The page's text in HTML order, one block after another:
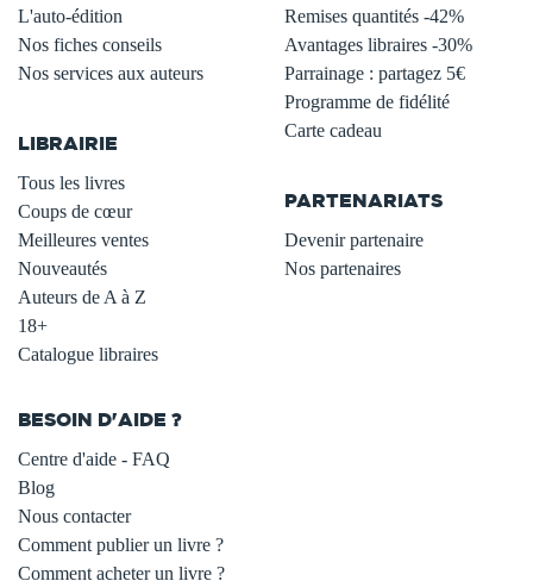
L'auto-édition
Nos fiches conseils
Nos services aux auteurs
LIBRAIRIE
Tous les livres
Coups de cœur
Meilleures ventes
Nouveautés
Auteurs de A à Z
18+
Catalogue libraires
Remises quantités -42%
Avantages libraires -30%
Parrainage : partagez 5€
Programme de fidélité
Carte cadeau
PARTENARIATS
Devenir partenaire
Nos partenaires
BESOIN D'AIDE ?
Centre d'aide - FAQ
Blog
Nous contacter
Comment publier un livre ?
Comment acheter un livre ?